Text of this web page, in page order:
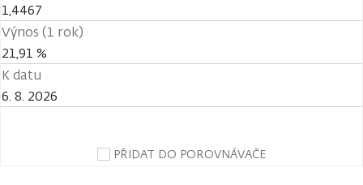
1,4467
Výnos (1 rok)
21,91 %
K datu
6. 8. 2026
PŘIDAT DO POROVNÁVAČE